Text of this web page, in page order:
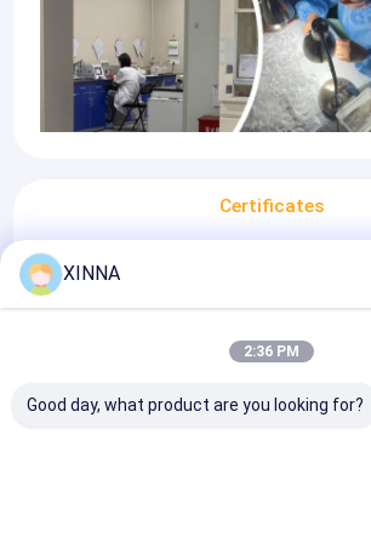
Certificates
ISO 9001:2015 Patents & Awards
XINNA
2:36 PM
Good day, what product are you looking for?